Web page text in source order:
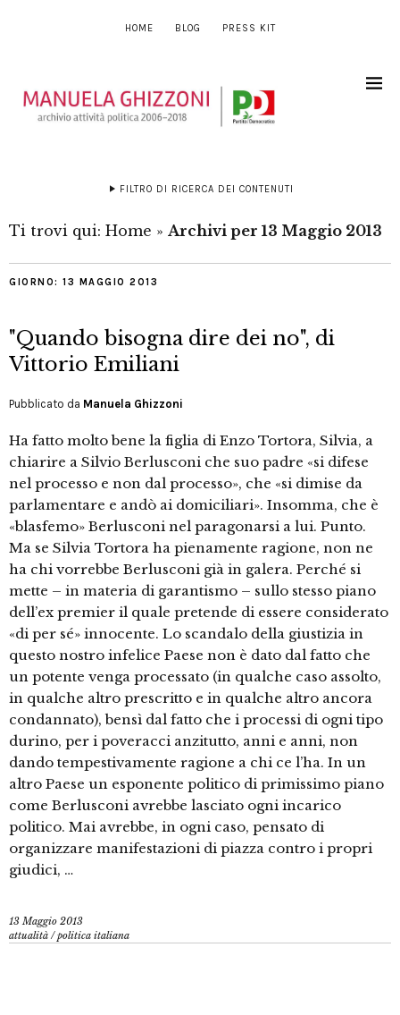
HOME BLOG PRESS KIT
FILTRO DI RICERCA DEI CONTENUTI
Ti trovi qui: Home » Archivi per 13 Maggio 2013
GIORNO: 13 MAGGIO 2013
"Quando bisogna dire dei no", di
Vittorio Emiliani
Pubblicato da Manuela Ghizzoni
Ha fatto molto bene la figlia di Enzo Tortora, Silvia, a
chiarire a Silvio Berlusconi che suo padre «si difese
nel processo e non dal processo», che «si dimise da
parlamentare e andò ai domiciliari». Insomma, che è
«blasfemo» Berlusconi nel paragonarsi a lui. Punto.
Ma se Silvia Tortora ha pienamente ragione, non ne
ha chi vorrebbe Berlusconi già in galera. Perché si
mette – in materia di garantismo – sullo stesso piano
dell’ex premier il quale pretende di essere considerato
«di per sé» innocente. Lo scandalo della giustizia in
questo nostro infelice Paese non è dato dal fatto che
un potente venga processato (in qualche caso assolto,
in qualche altro prescritto e in qualche altro ancora
condannato), bensì dal fatto che i processi di ogni tipo
durino, per i poveracci anzitutto, anni e anni, non
dando tempestivamente ragione a chi ce l’ha. In un
altro Paese un esponente politico di primissimo piano
come Berlusconi avrebbe lasciato ogni incarico
politico. Mai avrebbe, in ogni caso, pensato di
organizzare manifestazioni di piazza contro i propri
giudici, …
13 Maggio 2013
attualità /politica italiana